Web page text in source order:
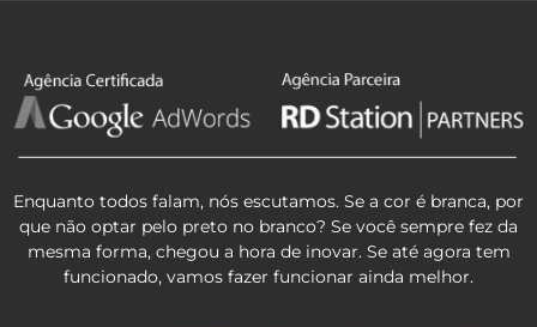
Enquanto todos falam, nós escutamos. Se a cor é branca, por
que não optar pelo preto no branco? Se você sempre fez da
mesma forma, chegou a hora de inovar. Se até agora tem
funcionado, vamos fazer funcionar ainda melhor.